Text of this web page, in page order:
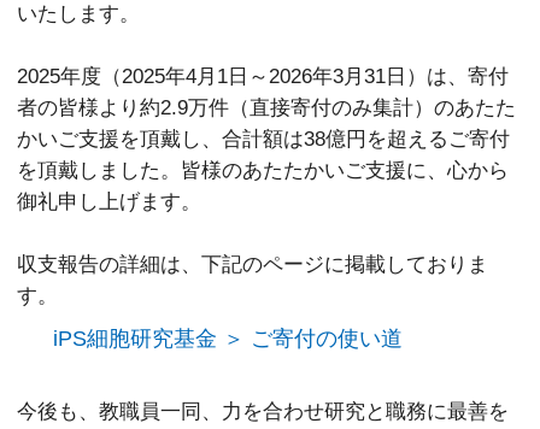
いたします。
2025年度（2025年4月1日～2026年3月31日）は、寄付
者の皆様より約2.9万件（直接寄付のみ集計）のあたた
かいご支援を頂戴し、合計額は38億円を超えるご寄付
を頂戴しました。皆様のあたたかいご支援に、心から
御礼申し上げます。
収支報告の詳細は、下記のページに掲載しておりま
す。
iPS細胞研究基金 ＞ ご寄付の使い道
今後も、教職員一同、力を合わせ研究と職務に最善を